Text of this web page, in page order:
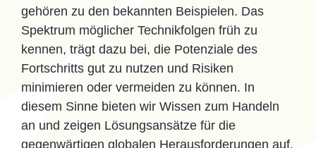
gehören zu den bekannten Beispielen. Das
Spektrum möglicher Technikfolgen früh zu
kennen, trägt dazu bei, die Potenziale des
Fortschritts gut zu nutzen und Risiken
minimieren oder vermeiden zu können. In
diesem Sinne bieten wir Wissen zum Handeln
an und zeigen Lösungsansätze für die
gegenwärtigen globalen Herausforderungen auf.